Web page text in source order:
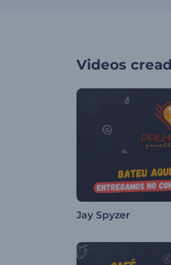
Videos
Jay Spyzer